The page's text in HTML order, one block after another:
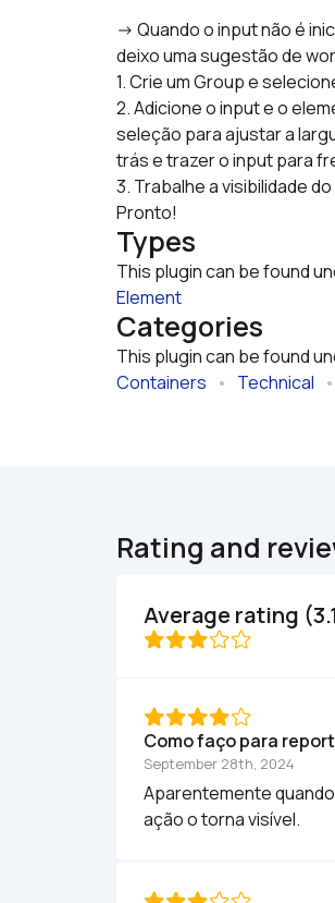
-> Quando o input não é
deixo uma sugestão de
1. Crie um Group e
2. Adicione o input e o
seleção para ajustar a
trás e trazer o input para
3. Trabalhe a visibilidade
Pronto!
Types
This plugin can be found
Element
Categories
This plugin can be found
Containers • Technical •
Rating and
Average rating
Como faço para
September 28th, 2024
Aparentemente
ação o torna visível.